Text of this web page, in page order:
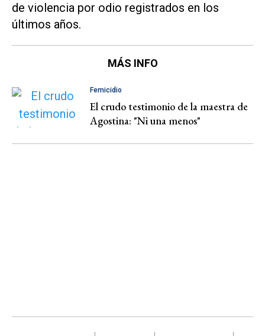
de violencia por odio registrados en los
últimos años.
MÁS INFO
Femicidio
El crudo testimonio de la maestra de
Agostina: "Ni una menos"